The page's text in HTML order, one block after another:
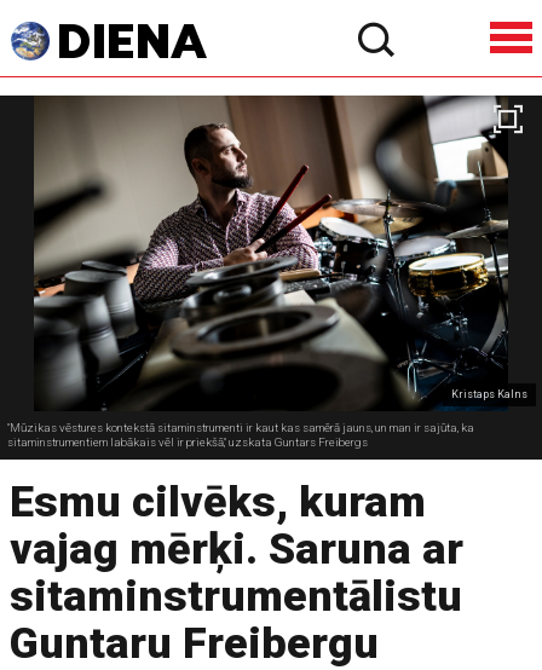
Kristaps Kalns
"Mūzikas vēstures kontekstā sitaminstrumenti ir kaut kas samērā jauns, un man ir sajūta, ka
sitaminstrumentiem labākais vēl ir priekšā," uzskata Guntars Freibergs
Esmu cilvēks, kuram
vajag mērķi. Saruna ar
sitaminstrumentālistu
Guntaru Freibergu